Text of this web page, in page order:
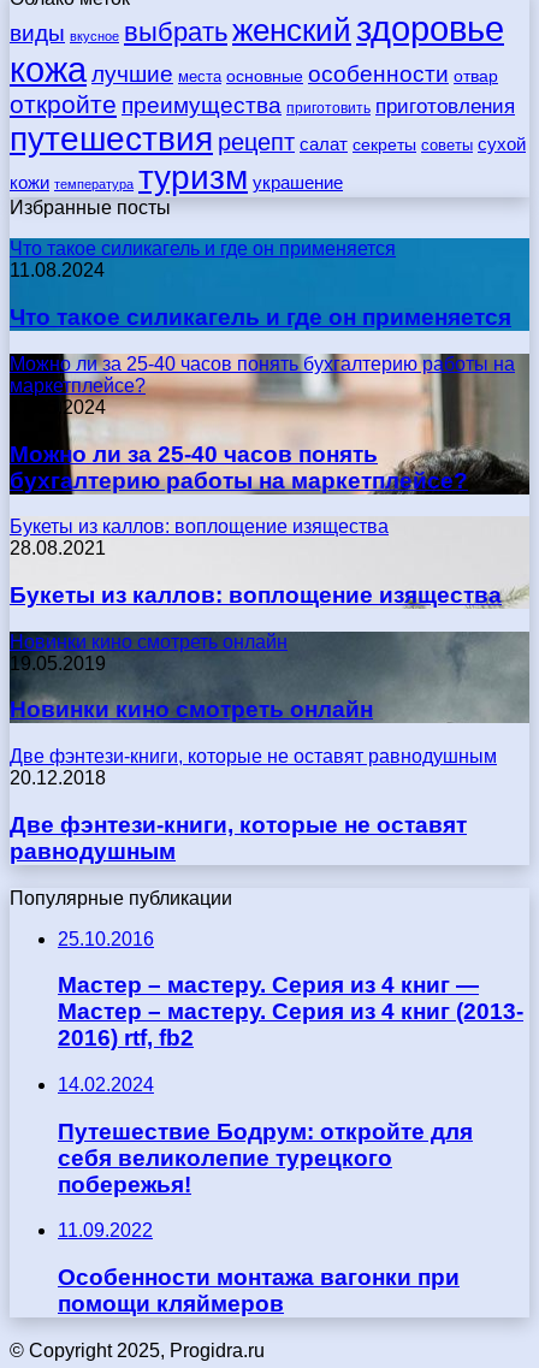
виды вкусное выбратьженский здоровье
кожалучшие места основные особенности отвар
откройте преимущества приготовить приготовления
путешествия рецепт салат секреты советы сухой
кожи температура туризм украшение
Избранные посты
Что такое силикагель и где он применяется
11.08.2024
Что такое силикагель и где он применяется
Можно ли за 25-40 часов понять бухгалтерию работы на
маркетплейсе?
17.05.2024
Можно ли за 25-40 часов понять
бухгалтерию работы на маркетплейсе?
Букеты из каллов: воплощение изящества
28.08.2021
Букеты из каллов: воплощение изящества
Новинки кино смотреть онлайн
19.05.2019
Новинки кино смотреть онлайн
Две фэнтези-книги, которые не оставят равнодушным
20.12.2018
Две фэнтези-книги, которые не оставят
равнодушным
Популярные публикации
25.10.2016
Мастер – мастеру. Серия из 4 книг —
Мастер – мастеру. Серия из 4 книг (2013-
2016) rtf, fb2
14.02.2024
Путешествие Бодрум: откройте для
себя великолепие турецкого
побережья!
11.09.2022
Особенности монтажа вагонки при
помощи кляймеров
© Copyright 2025, Progidra.ru